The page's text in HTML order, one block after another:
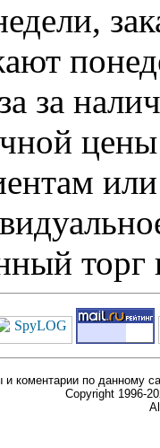
за
торг
коментарии по данному
Copyright 1996-